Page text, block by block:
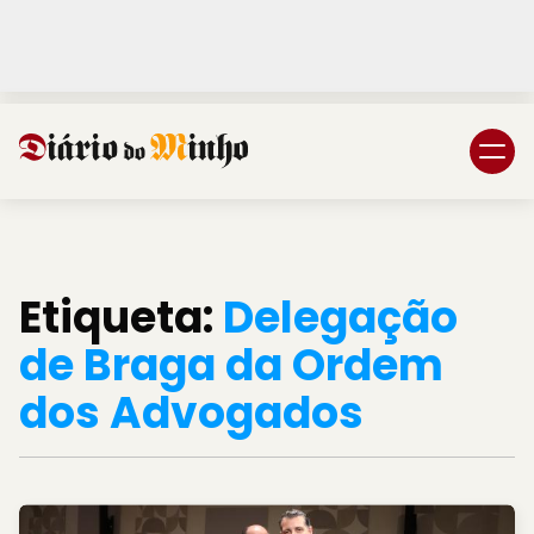
Etiqueta: Delegação
de Braga da Ordem
dos Advogados